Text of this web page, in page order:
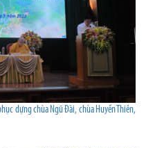
dựng chùa Ngũ Đài, chùa Huyền Thiên,